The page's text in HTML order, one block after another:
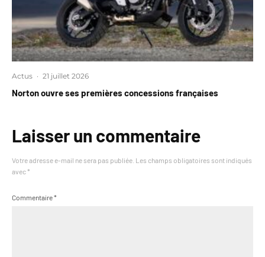
Actus · 21 juillet 2026
Norton ouvre ses premières concessions françaises
Laisser un commentaire
Votre adresse e-mail ne sera pas publiée. Les champs obligatoires sont indiqués
avec *
Commentaire*